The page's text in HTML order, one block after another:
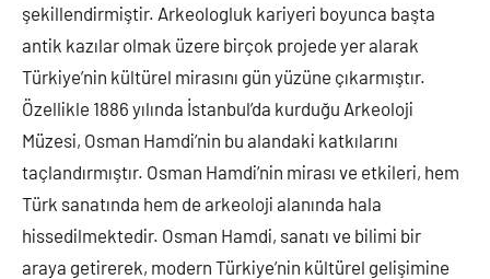
şekillendirmiştir. Arkeologluk kariyeri boyunca başta
antik kazılar olmak üzere birçok projede yer alarak
Türkiye’nin kültürel mirasını gün yüzüne çıkarmıştır.
Özellikle 1886 yılında İstanbul’da kurduğu Arkeoloji
Müzesi, Osman Hamdi’nin bu alandaki katkılarını
taçlandırmıştır. Osman Hamdi’nin mirası ve etkileri, hem
Türk sanatında hem de arkeoloji alanında hala
hissedilmektedir. Osman Hamdi, sanatı ve bilimi bir
araya getirerek, modern Türkiye’nin kültürel gelişimine